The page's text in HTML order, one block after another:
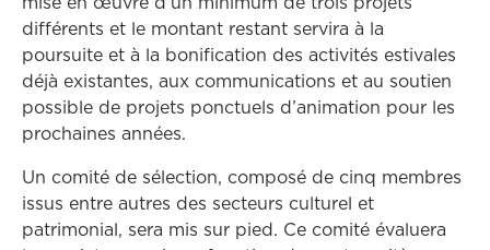
différents et le montant restant servira à la
poursuite et à la bonification des activités estivales
déjà existantes, aux communications et au soutien
possible de projets ponctuels d’animation pour les
prochaines années.
Un comité de sélection, composé de cinq membres
issus entre autres des secteurs culturel et
patrimonial, sera mis sur pied. Ce comité évaluera